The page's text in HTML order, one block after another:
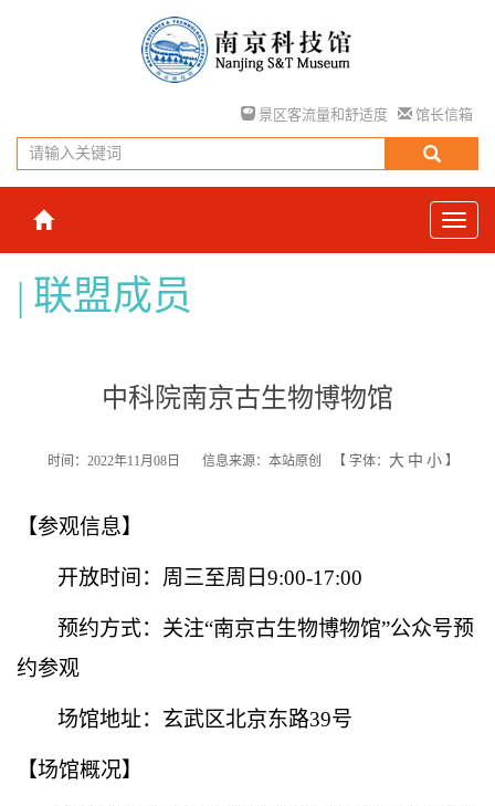
景区客流量和舒适度 馆长信箱
联盟成员
中科院南京古生物博物馆
时间：2022年11月08日 信息来源：本站原创 【 字体： 大 中 小 】
【参观信息】
开放时间：周三至周日9:00-17:00
预约方式：关注“南京古生物博物馆”公众号预
约参观
场馆地址：玄武区北京东路39号
【场馆概况】